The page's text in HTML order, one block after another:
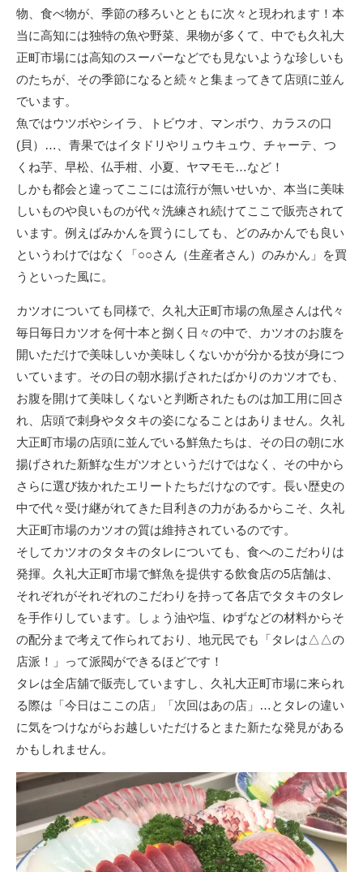
物、食べ物が、季節の移ろいとともに次々と現われます！本
当に高知には独特の魚や野菜、果物が多くて、中でも久礼大
正町市場には高知のスーパーなどでも見ないような珍しいも
のたちが、その季節になると続々と集まってきて店頭に並ん
でいます。
魚ではウツボやシイラ、トビウオ、マンボウ、カラスの口
(貝）…、青果ではイタドリやリュウキュウ、チャーテ、つ
くね芋、早松、仏手柑、小夏、ヤマモモ…など！
しかも都会と違ってここには流行が無いせいか、本当に美味
しいものや良いものが代々洗練され続けてここで販売されて
います。例えばみかんを買うにしても、どのみかんでも良い
というわけではなく「○○さん（生産者さん）のみかん」を買
うといった風に。
カツオについても同様で、久礼大正町市場の魚屋さんは代々
毎日毎日カツオを何十本と捌く日々の中で、カツオのお腹を
開いただけで美味しいか美味しくないかが分かる技が身につ
いています。その日の朝水揚げされたばかりのカツオでも、
お腹を開けて美味しくないと判断されたものは加工用に回さ
れ、店頭で刺身やタタキの姿になることはありません。久礼
大正町市場の店頭に並んでいる鮮魚たちは、その日の朝に水
揚げされた新鮮な生ガツオというだけではなく、その中から
さらに選び抜かれたエリートたちだけなのです。長い歴史の
中で代々受け継がれてきた目利きの力があるからこそ、久礼
大正町市場のカツオの質は維持されているのです。
そしてカツオのタタキのタレについても、食へのこだわりは
発揮。久礼大正町市場で鮮魚を提供する飲食店の5店舗は、
それぞれがそれぞれのこだわりを持って各店でタタキのタレ
を手作りしています。しょう油や塩、ゆずなどの材料からそ
の配分まで考えて作られており、地元民でも「タレは△△の
店派！」って派閥ができるほどです！
タレは全店舖で販売していますし、久礼大正町市場に来られ
る際は「今日はここの店」「次回はあの店」…とタレの違い
に気をつけながらお越しいただけるとまた新たな発見がある
かもしれません。